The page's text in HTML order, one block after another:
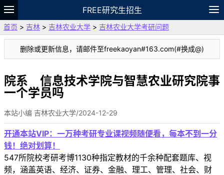
FREE研究生招生
题库
故事 专题 APP 笔记
论坛
VIP
资料
首页 > 吉林 > 吉林农业大学 > 吉林农业大学考研问题
删除或更新信息，请邮件至freekaoyan#163.com(#换成@)
院系 信息技术学院与智慧农业研究院事
一个学员吗
本站小编 吉林农业大学/2024-12-29
开通本站VIP：一万种考研专业课视频随便看，每本不到一分
钱！绝对划算！
547所院校考研考博1130种指定教材的千余种配套题库、视
频，涵盖英语、经济、证券、金融、理工、管理、社会、财